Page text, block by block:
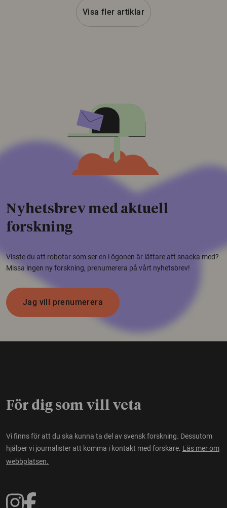
Visa fler artiklar
Nyhetsbrev med aktuell
forskning
Visste du att robotar som ser en i ögonen är lättare att snacka med?
Missa ingen ny forskning, prenumerera på vårt nyhetsbrev!
Jag vill prenumerera
För dig som vill veta
Vi finns för att du ska kunna ta del av svensk forskning. Dessutom
hjälper vi journalister att komma i kontakt med forskare. Läs mer om
webbplatsen.